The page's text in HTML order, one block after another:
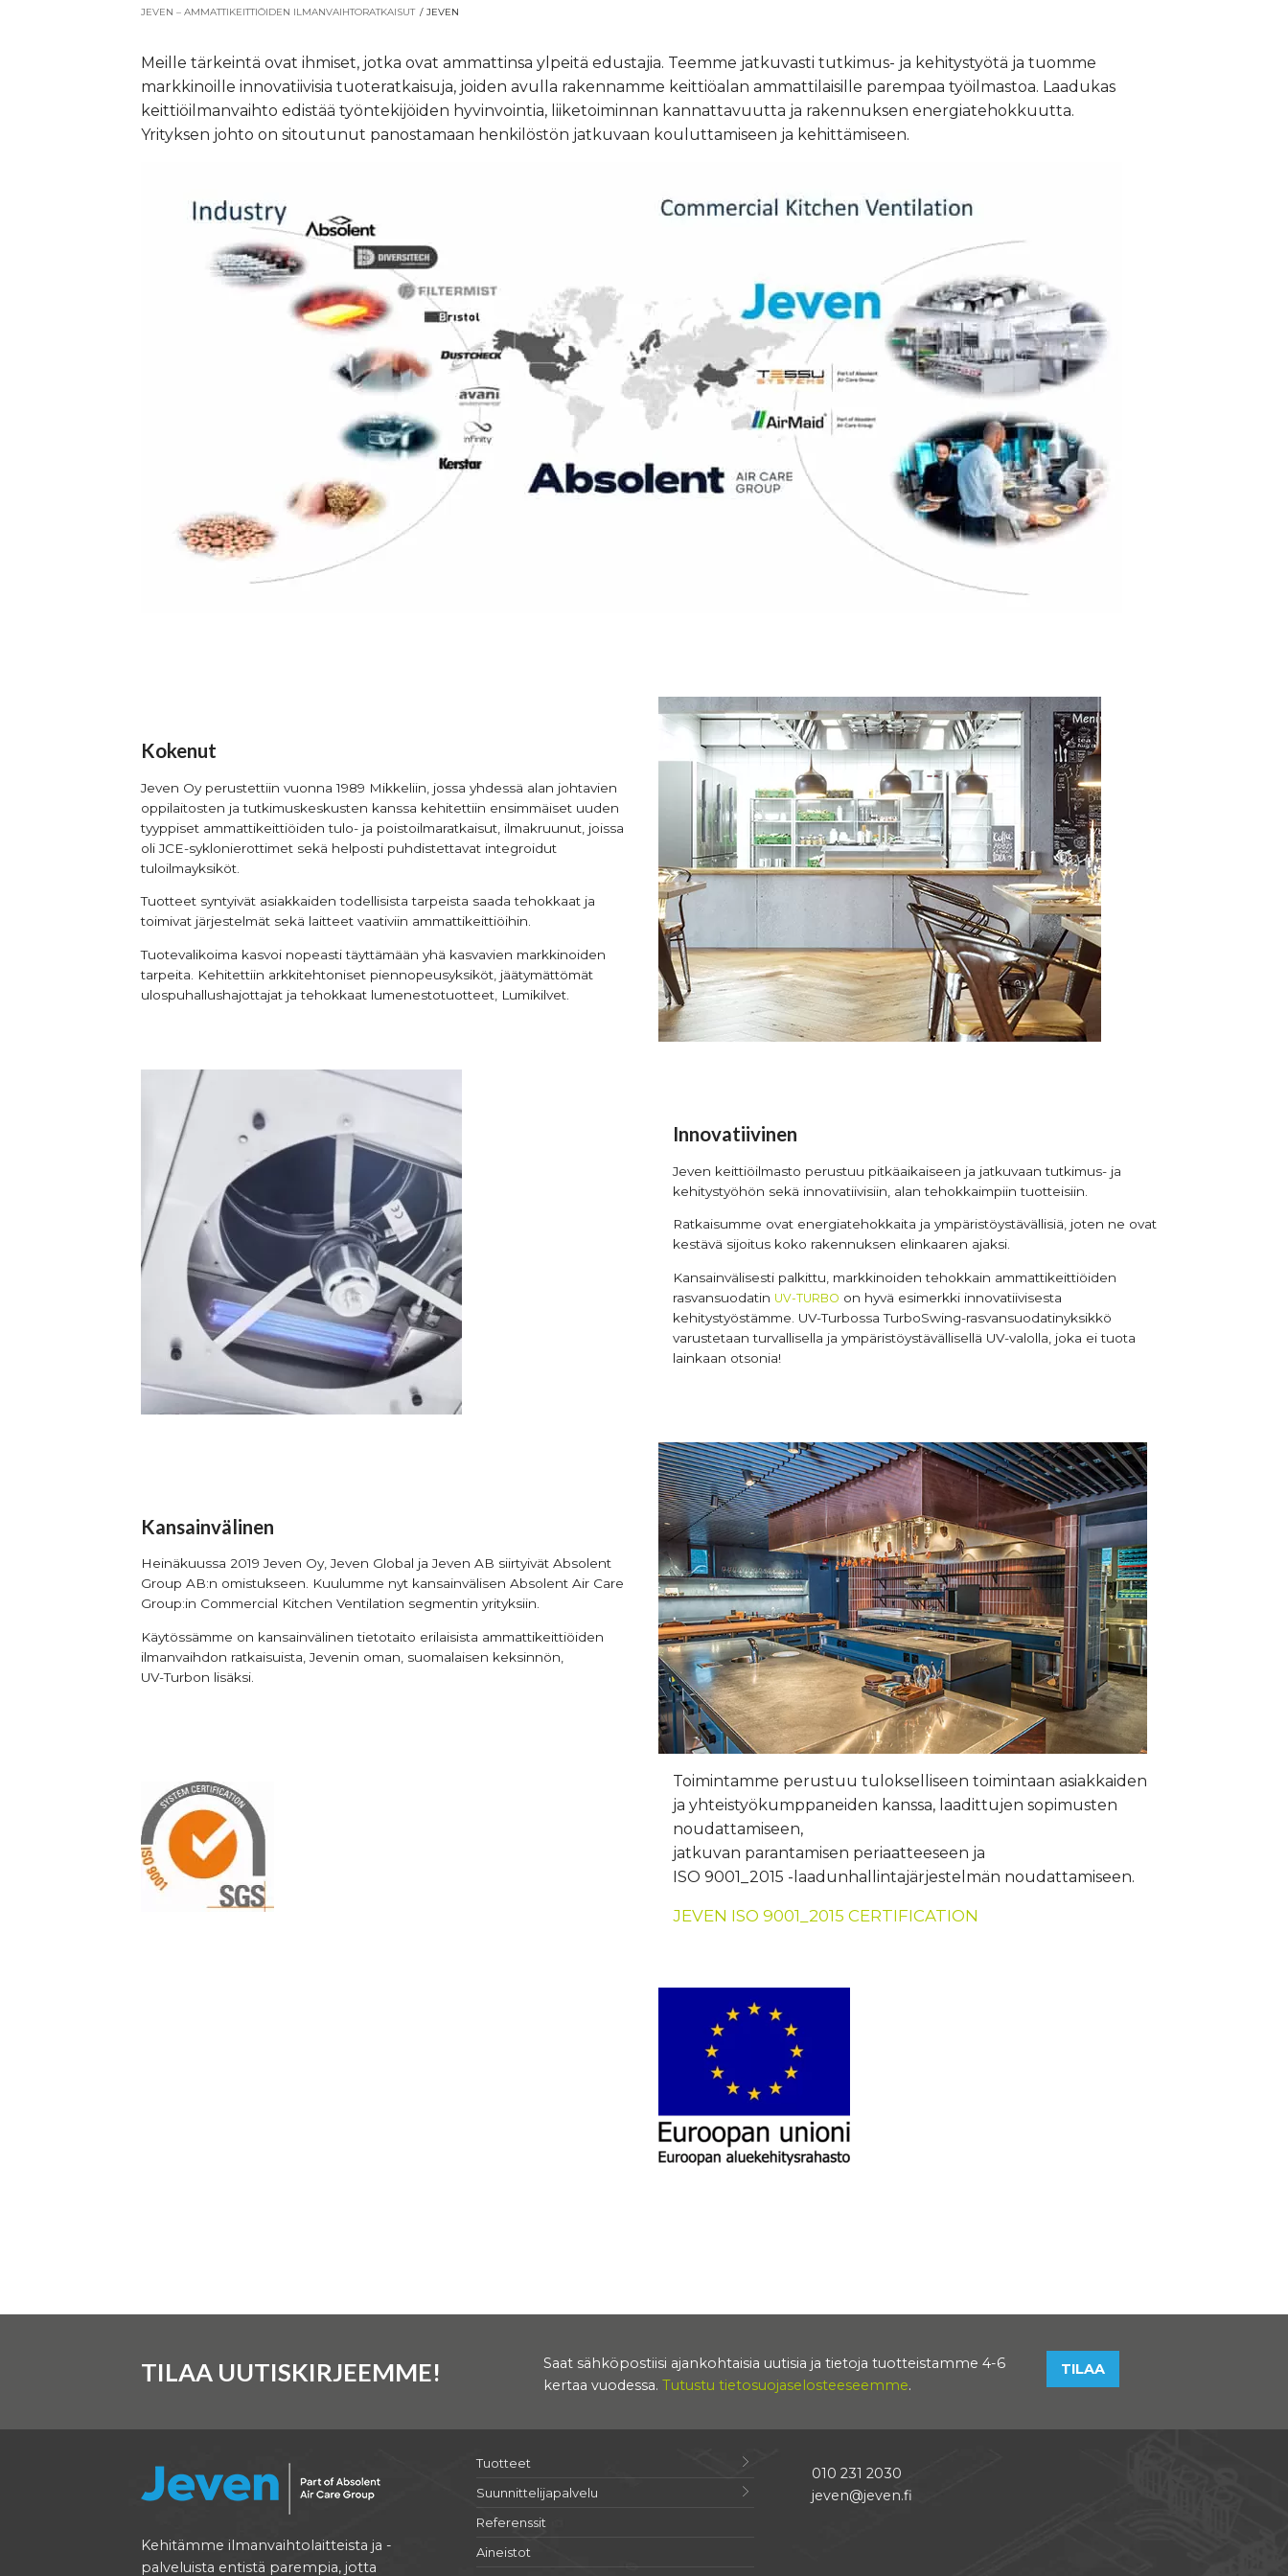
JEVEN – AMMATTIKEITTIÖIDEN ILMANVAIHTORATKAISUT / JEVEN
Meille tärkeintä ovat ihmiset, jotka ovat ammattinsa ylpeitä edustajia. Teemme jatkuvasti tutkimus- ja kehitystyötä ja tuomme
markkinoille innovatiivisia tuoteratkaisuja, joiden avulla rakennamme keittiöalan ammattilaisille parempaa työilmastoa. Laadukas
keittiöilmanvaihto edistää työntekijöiden hyvinvointia, liiketoiminnan kannattavuutta ja rakennuksen energiatehokkuutta.
Yrityksen johto on sitoutunut panostamaan henkilöstön jatkuvaan kouluttamiseen ja kehittämiseen.
Kokenut
Jeven Oy perustettiin vuonna 1989 Mikkeliin, jossa yhdessä alan johtavien
oppilaitosten ja tutkimuskeskusten kanssa kehitettiin ensimmäiset uuden
tyyppiset ammattikeittiöiden tulo- ja poistoilmaratkaisut, ilmakruunut, joissa
oli JCE-syklonierottimet sekä helposti puhdistettavat integroidut
tuloilmayksiköt.
Tuotteet syntyivät asiakkaiden todellisista tarpeista saada tehokkaat ja
toimivat järjestelmät sekä laitteet vaativiin ammattikeittiöihin.
Tuotevalikoima kasvoi nopeasti täyttämään yhä kasvavien markkinoiden
tarpeita. Kehitettiin arkkitehtoniset piennopeusyksiköt, jäätymättömät
ulospuhallushajottajat ja tehokkaat lumenestotuotteet, Lumikilvet.
Innovatiivinen
Jeven keittiöilmasto perustuu pitkäaikaiseen ja jatkuvaan tutkimus- ja
kehitystyöhön sekä innovatiivisiin, alan tehokkaimpiin tuotteisiin.
Ratkaisumme ovat energiatehokkaita ja ympäristöystävällisiä, joten ne ovat
kestävä sijoitus koko rakennuksen elinkaaren ajaksi.
Kansainvälisesti palkittu, markkinoiden tehokkain ammattikeittiöiden
rasvansuodatin UV-TURBO on hyvä esimerkki innovatiivisesta
kehitystyöstämme. UV-Turbossa TurboSwing-rasvansuodatinyksikkö
varustetaan turvallisella ja ympäristöystävällisellä UV-valolla, joka ei tuota
lainkaan otsonia!
Kansainvälinen
Heinäkuussa 2019 Jeven Oy, Jeven Global ja Jeven AB siirtyivät Absolent
Group AB:n omistukseen. Kuulumme nyt kansainvälisen Absolent Air Care
Group:in Commercial Kitchen Ventilation segmentin yrityksiin.
Käytössämme on kansainvälinen tietotaito erilaisista ammattikeittiöiden
ilmanvaihdon ratkaisuista, Jevenin oman, suomalaisen keksinnön,
UV-Turbon lisäksi.
Toimintamme perustuu tulokselliseen toimintaan asiakkaiden
ja yhteistyökumppaneiden kanssa, laadittujen sopimusten
noudattamiseen,
jatkuvan parantamisen periaatteeseen ja
ISO 9001_2015 -laadunhallintajärjestelmän noudattamiseen.
JEVEN ISO 9001_2015 CERTIFICATION
TILAA UUTISKIRJEEMME!
Saat sähköpostiisi ajankohtaisia uutisia ja tietoja tuotteistamme 4-6
kertaa vuodessa. Tutustu tietosuojaselosteeseemme.
TILAA
Kehitämme ilmanvaihtolaitteista ja -
palveluista entistä parempia, jotta
Tuotteet
Suunnittelijapalvelu
Referenssit
Aineistot
010 231 2030
jeven@jeven.fi